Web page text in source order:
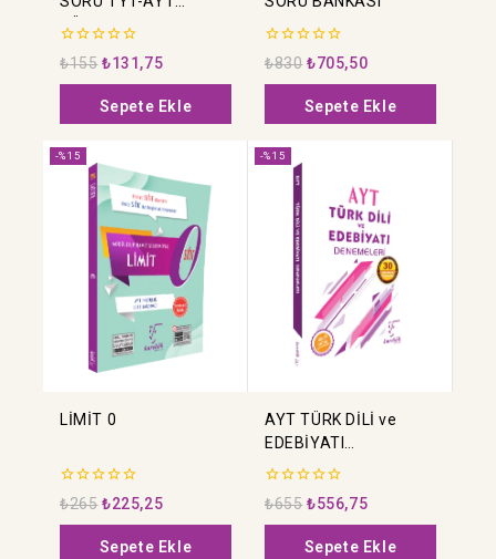
TÜRKÇE
0
5
üzerinden
₺155 ₺131,75
Sepete Ekle
0
5
üzerinden
₺830 ₺705,50
Sepete Ekle
-%15
LİMİT 0
0
5
üzerinden
₺265 ₺225,25
Sepete Ekle
-%15
AYT TÜRK DİLİ ve
EDEBİYATI
DENEMELERİ
0
5
üzerinden
₺655 ₺556,75
Sepete Ekle